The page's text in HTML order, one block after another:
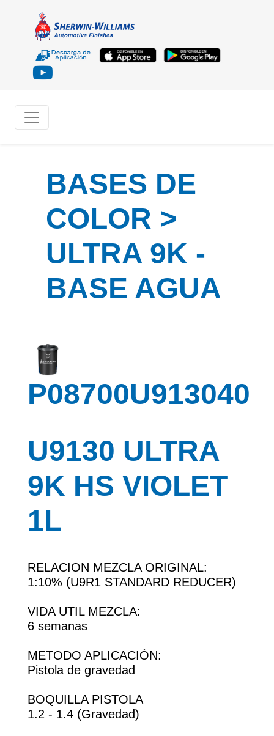
BASES DE
COLOR >
ULTRA 9K -
BASE AGUA
P08700U913040
U9130 ULTRA
9K HS VIOLET
1L
RELACION MEZCLA ORIGINAL:
1:10% (U9R1 STANDARD REDUCER)
VIDA UTIL MEZCLA:
6 semanas
METODO APLICACIÓN:
Pistola de gravedad
BOQUILLA PISTOLA
1.2 - 1.4 (Gravedad)